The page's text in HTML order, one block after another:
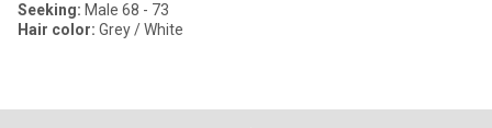
Seeking: Male 68 - 73
Hair color: Grey / White